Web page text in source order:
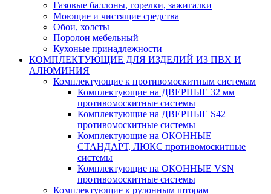
Газовые баллоны, горелки, зажигалки
Моющие и чистящие средства
Обои, холсты
Поролон мебельный
Кухоные принадлежности
КОМПЛЕКТУЮЩИЕ ДЛЯ ИЗДЕЛИЙ ИЗ ПВХ И
АЛЮМИНИЯ
Комплектующие к противомоскитным системам
Комплектующие на ДВЕРНЫЕ 32 мм
противомоскитные системы
Комплектующие на ДВЕРНЫЕ S42
противомоскитные системы
Комплектующие на ОКОННЫЕ
СТАНДАРТ, ЛЮКС противомоскитные
системы
Комплектующие на ОКОННЫЕ VSN
противомоскитные системы
Комплектующие к рулонным шторам